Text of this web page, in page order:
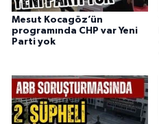
Mesut Kocagöz’ün
programında CHP var Yeni
Parti yok